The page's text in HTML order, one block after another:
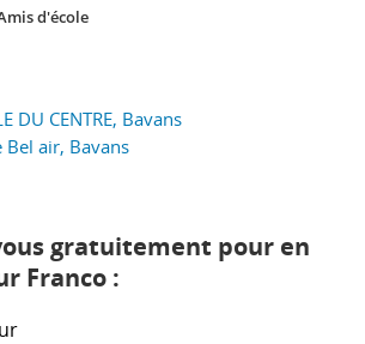
DU CENTRE, Bavans
Bel air, Bavans
d'école
gratuitement pour en
Franco :